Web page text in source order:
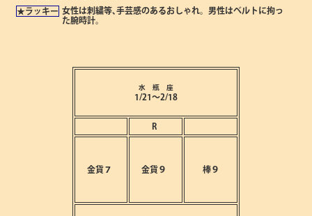
★ラッキー 女性は刺繍等､手芸感のあるおしゃれ。 男性はベルトに拘っ
た腕時計。
水 瓶 座
1/21～2/18
R
金貨７ 金貨９ 棒９